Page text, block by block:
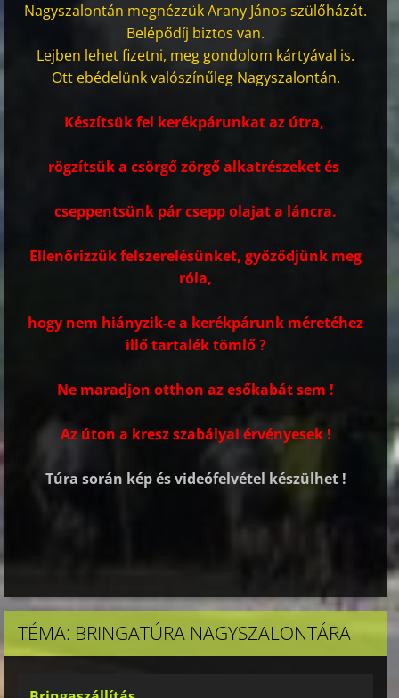
Nagyszalontán megnézzük Arany János szülőházát.
Belépődíj biztos van.
Lejben lehet fizetni, meg gondolom kártyával is.
Ott ebédelünk valószínűleg Nagyszalontán.
Készítsük fel kerékpárunkat az útra,
rögzítsük a csörgő zörgő alkatrészeket és
cseppentsünk pár csepp olajat a láncra.
Ellenőrizzük felszerelésünket, győződjünk meg
róla,
hogy nem hiányzik-e a kerékpárunk méretéhez
illő tartalék tömlő ?
Ne maradjon otthon az esőkabát sem !
Az úton a kresz szabályai érvényesek !
Túra során kép és videófelvétel készülhet !
TÉMA: BRINGATÚRA NAGYSZALONTÁRA